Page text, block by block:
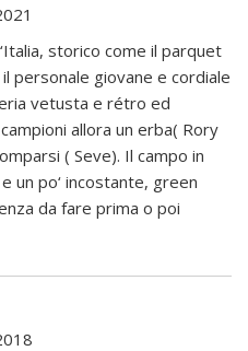
storico come il parquet
personale giovane e cordiale
vetusta e rétro ed
allora un erba( Rory
( Seve). Il campo in
un po‘ incostante, green
da fare prima o poi